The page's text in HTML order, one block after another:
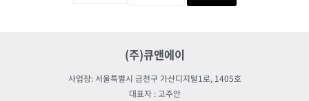
(주)큐앤에이
사업장: 서울특별시 금천구 가산디지털1로, 1405호
대표자 : 고주안